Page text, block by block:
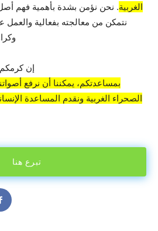
الغربية. نحن نؤمن بشدة بأهمية فهم أصل
نتمكن من معالجته بفعالية
إن
بمساعدتكم، يمكننا أن نرفع
الصحراء الغربية ونقدم المساعدة
تبرع هنا